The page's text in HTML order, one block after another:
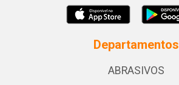
Departamentos
ABRASIVOS